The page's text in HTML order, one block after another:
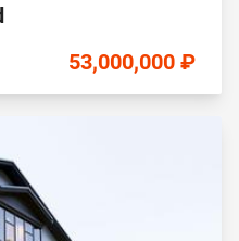
53,000,000 ₽